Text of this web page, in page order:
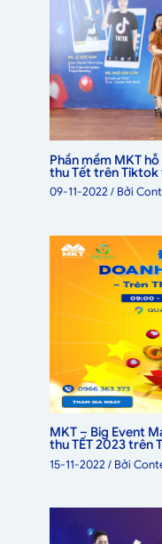
Phần mềm MKT
thu Tết trên Tiktok
09-11-2022/ Bởi
MKT – Big Event
thu TẾT 2023 trên
15-11-2022/ Bởi